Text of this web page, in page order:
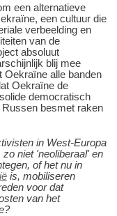
een alternatieve
een cultuur die
verbeelding en
van de
absoluut
blij mee
Oekraïne alle banden
Oekraïne de
democratisch
besmet raken
in West-Europa
niet 'neoliberaal' en
of het nu in
is, mobiliseren
voor dat
van het